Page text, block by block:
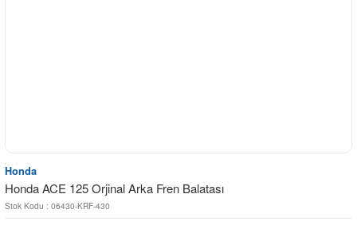
Honda
Honda ACE 125 Orjinal Arka Fren Balatası
Stok Kodu : 06430-KRF-430